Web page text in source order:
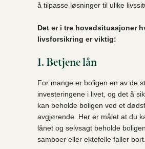
å tilpasse løsninger til ulike
Det er i tre hovedsituasjoner
livsforsikring er viktig:
1. Betjene lån
For mange er boligen en av de
investeringene i livet, og det å
kan beholde boligen ved et
avgjørende. Her er målet at du
lånet og selvsagt beholde
samboer eller ektefelle faller bort.